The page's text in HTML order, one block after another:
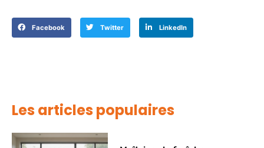
Facebook Twitter LinkedIn
Les articles populaires